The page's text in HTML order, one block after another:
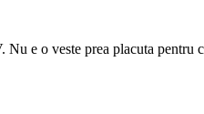
e o veste prea placuta pentru